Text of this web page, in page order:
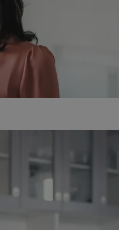
alerté. Un plus gros